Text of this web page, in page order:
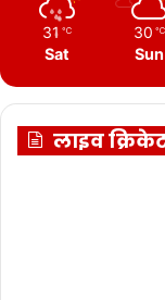
31 ℃
Sat
30 ℃
Sun
लाइव